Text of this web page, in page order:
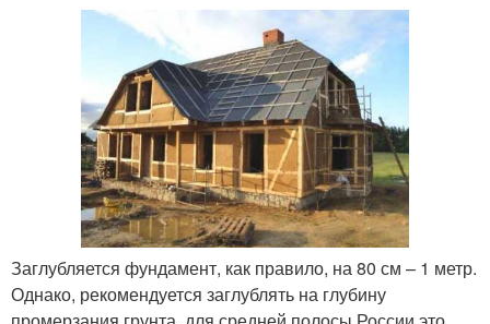
Заглубляется фундамент, как правило, на 80 см – 1 метр.
Однако, рекомендуется заглублять на глубину